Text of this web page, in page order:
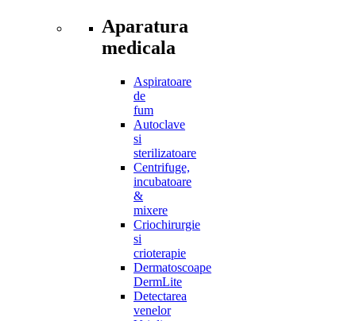
Aparatura
medicala
Aspiratoare
de
fum
Autoclave
si
sterilizatoare
Centrifuge,
incubatoare
&
mixere
Criochirurgie
si
crioterapie
Dermatoscoape
DermLite
Detectarea
venelor